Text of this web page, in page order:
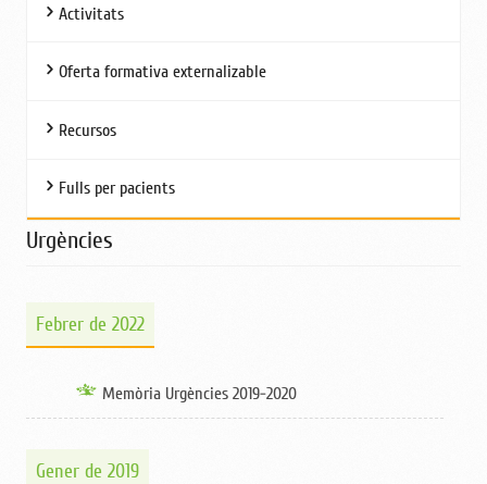
Activitats
Oferta formativa externalizable
Recursos
Fulls per pacients
Urgències
Febrer de 2022
Memòria Urgències 2019-2020
Gener de 2019